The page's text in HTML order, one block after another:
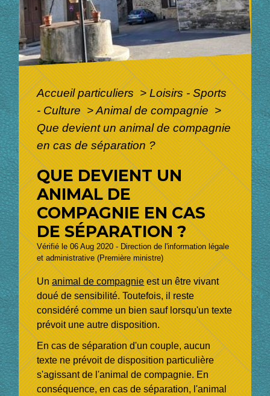
Accueil particuliers> Loisirs - Sports
- Culture>Animal de compagnie>
Que devient un animal de compagnie
en cas de séparation ?
QUE DEVIENT UN
ANIMAL DE
COMPAGNIE EN CAS
DE SÉPARATION ?
Vérifié le 06 Aug 2020 - Direction de l'information légale
et administrative (Première ministre)
Unanimal de compagnieest un être vivant
doué de sensibilité. Toutefois, il reste
considéré comme un bien sauf lorsqu'un texte
prévoit une autre disposition.
En cas de séparation d'un couple, aucun
texte ne prévoit de disposition particulière
s'agissant de l'animal de compagnie. En
conséquence, en cas de séparation, l'animal